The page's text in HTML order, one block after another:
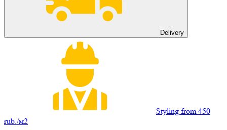
Delivery
Styling from 450
rub./м2